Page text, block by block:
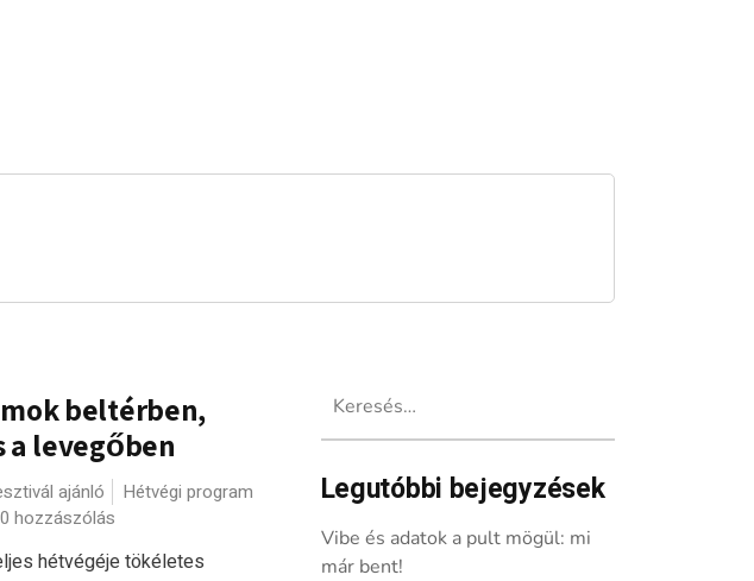
beltérben,
a levegőben
ajánló
Hétvégi program
0 hozzászólás
hétvégéje tökéletes
Legutóbbi bejegyzések
Vibe és adatok a pult mögül: mi
már bent!